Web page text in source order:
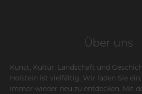
Über uns
Kunst, Kultur, Landschaft und
Holstein ist vielfältig. Wir laden Sie
immer wieder neu zu entdecken. Mit